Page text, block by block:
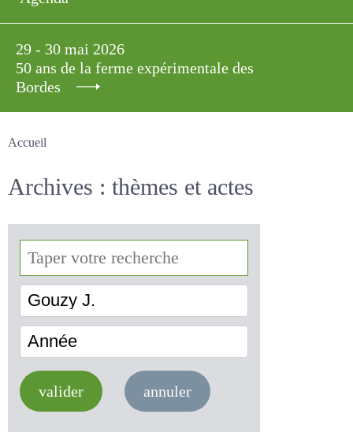
29 - 30 mai 2026
50 ans de la ferme expérimentale des
Bordes
Accueil
Archives : thèmes et actes
Gouzy J.
Année
valider annuler